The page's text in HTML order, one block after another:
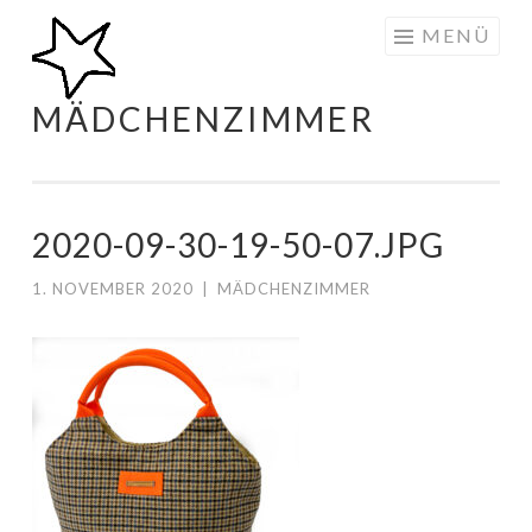
Zum
Inhalt
springen
MÄDCHENZIMMER
MENÜ
2020-09-30-19-50-07.JPG
1. NOVEMBER 2020 MÄDCHENZIMMER